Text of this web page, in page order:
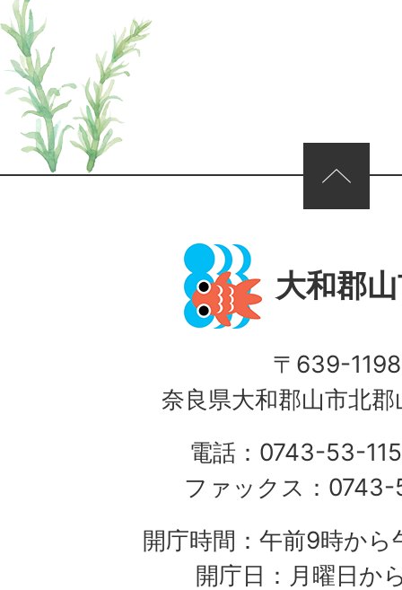
ページの先頭へ
大和郡
〒639-1198
奈良県大和郡山市北
電話：0743-53-
ファックス：
開庁時間：午前9時か
開庁日：月曜日か